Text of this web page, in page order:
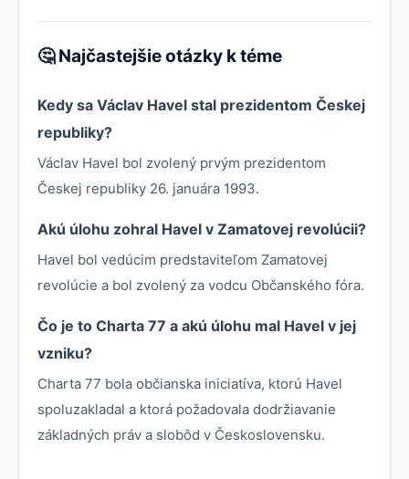
🤔 Najčastejšie otázky k téme
Kedy sa Václav Havel stal prezidentom Českej
republiky?
Václav Havel bol zvolený prvým prezidentom
Českej republiky 26. januára 1993.
Akú úlohu zohral Havel v Zamatovej revolúcii?
Havel bol vedúcim predstaviteľom Zamatovej
revolúcie a bol zvolený za vodcu Občanského fóra.
Čo je to Charta 77 a akú úlohu mal Havel v jej
vzniku?
Charta 77 bola občianska iniciatíva, ktorú Havel
spoluzakladal a ktorá požadovala dodržiavanie
základných práv a slobôd v Československu.